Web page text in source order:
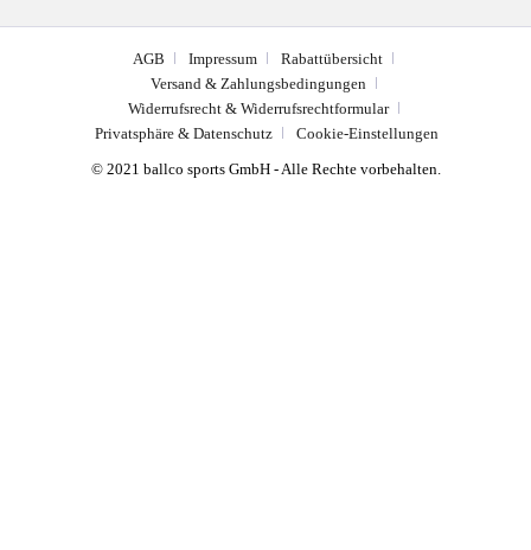
© 2021 ballco sports GmbH - Alle Rechte vorbehalten.
AGB Impressum
Rabattübersicht
Versand & Zahlungsbedingungen
Widerrufsrecht & Widerrufsrechtformular
Privatsphäre & Datenschutz
Cookie-Einstellungen